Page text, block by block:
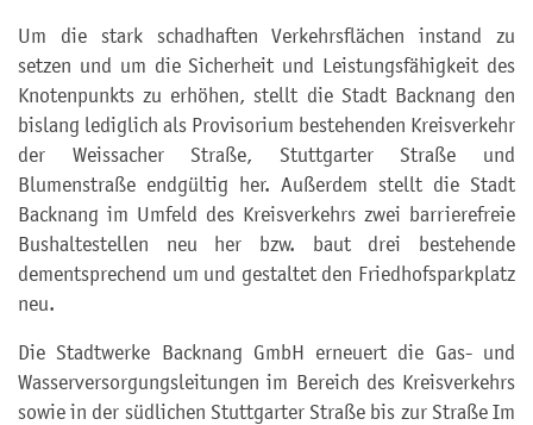
Um die stark schadhaften Verkehrsflächen instand zu
setzen und um die Sicherheit und Leistungsfähigkeit des
Knotenpunkts zu erhöhen, stellt die Stadt Backnang den
bislang lediglich als Provisorium bestehenden Kreisverkehr
der Weissacher Straße, Stuttgarter Straße und
Blumenstraße endgültig her. Außerdem stellt die Stadt
Backnang im Umfeld des Kreisverkehrs zwei barrierefreie
Bushaltestellen neu her bzw. baut drei bestehende
dementsprechend um und gestaltet den Friedhofsparkplatz
neu.
Die Stadtwerke Backnang GmbH erneuert die Gas- und
Wasserversorgungsleitungen im Bereich des Kreisverkehrs
sowie in der südlichen Stuttgarter Straße bis zur Straße Im